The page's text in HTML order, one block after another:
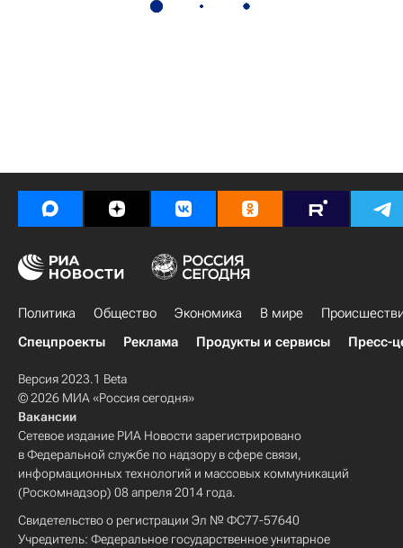
Политика Общество Экономика В мире
Спецпроекты
Реклама Продукты и сервисы Пресс-
Версия 2023.1 Beta
© 2026 МИА «Россия сегодня»
Вакансии
Сетевое издание РИА Новости зарегистрировано
в Федеральной службе по надзору в сфере связи,
информационных технологий и массовых коммуникаций
(Роскомнадзор) 08 апреля 2014 года.
Свидетельство о регистрации Эл № ФС77-57640
Учредитель: Федеральное государственное унитарное